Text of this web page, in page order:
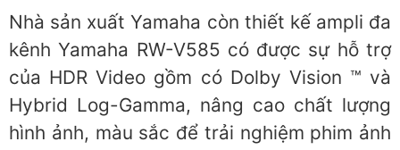
Nhà sản xuất Yamaha còn thiết kế ampli đa
kênh Yamaha RW-V585 có được sự hỗ trợ
của HDR Video gồm có Dolby Vision ™ và
Hybrid Log-Gamma, nâng cao chất lượng
hình ảnh, màu sắc để trải nghiệm phim ảnh